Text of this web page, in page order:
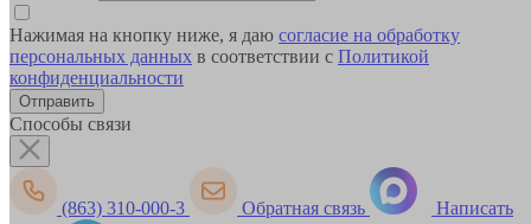
Нажимая на кнопку ниже, я даю согласие на обработку
персональных данных в соответствии с Политикой
конфиденциальности
Способы связи
(863) 310-000-3 Обратная связь Написать